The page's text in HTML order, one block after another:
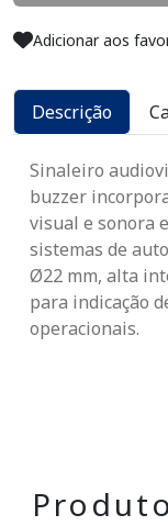
Adicionar aos
Descrição
Sinaleiro
buzzer
visual e sonora
sistemas de
Ø22 mm, alta
para indicação
operacionais.